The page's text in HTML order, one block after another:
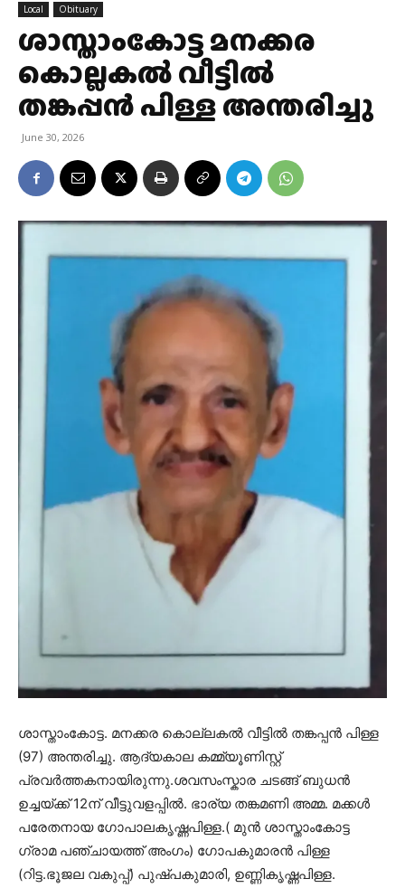
Local Obituary
ശാസ്താംകോട്ട മനക്കര
കൊല്ലകൽ വീട്ടിൽ
തങ്കപ്പൻ പിള്ള അന്തരിച്ചു
June 30, 2026
ശാസ്താംകോട്ട. മനക്കര കൊല്ലകൽ വീട്ടിൽ തങ്കപ്പൻ പിള്ള
(97) അന്തരിച്ചു. ആദ്യകാല കമ്മ്യൂണിസ്റ്റ്
പ്രവർത്തകനായിരുന്നു.ശവസംസ്കാര ചടങ്ങ് ബുധൻ
ഉച്ചയ്ക്ക് 12ന് വീട്ടുവളപ്പിൽ. ഭാര്യ തങ്കമണി അമ്മ. മക്കൾ
പരേതനായ ഗോപാലകൃഷ്ണപിള്ള.( മുൻ ശാസ്താംകോട്ട
ഗ്രാമ പഞ്ചായത്ത് അംഗം) ഗോപകുമാരൻ പിള്ള
(റിട്ട.ഭൂജല വകുപ്പ്) പുഷ്പകുമാരി, ഉണ്ണികൃഷ്ണപിള്ള.